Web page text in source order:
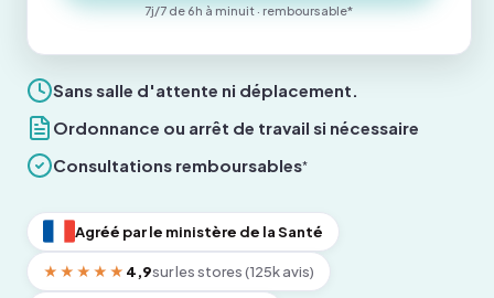
Sans salle d'attente ni déplacement.
Ordonnance ou arrêt de travail si nécessaire
Consultations remboursables*
Agréé par le ministère de la Santé
★★★★★ 4,9sur les stores (125k avis)
7j/7 de 6h à minuit · remboursable*